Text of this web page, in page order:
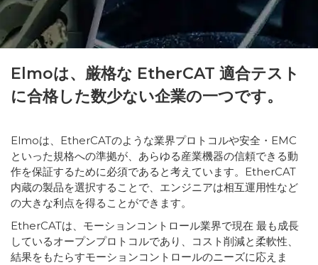
Elmoは、厳格な EtherCAT 適合テスト
に合格した数少ない企業の一つです。
Elmoは、EtherCATのような業界プロトコルや安全・EMC
といった規格への準拠が、あらゆる産業機器の信頼できる動
作を保証するために必須であると考えています。EtherCAT
内蔵の製品を選択することで、エンジニアは相互運用性など
の大きな利点を得ることができます。
EtherCATは、モーションコントロール業界で現在 最も成長
しているオープンプロトコルであり、コスト削減と柔軟性、
結果をもたらすモーションコントロールのニーズに応えま